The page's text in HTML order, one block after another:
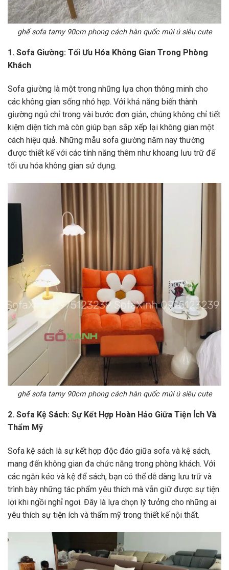
ghế sofa tamy 90cm phong cách hàn quốc múi ú siêu cute
1. Sofa Giường: Tối Ưu Hóa Không Gian Trong Phòng
Khách
Sofa giường là một trong những lựa chọn thông minh cho
các không gian sống nhỏ hẹp. Với khả năng biến thành
giường ngủ chỉ trong vài bước đơn giản, chúng không chỉ tiết
kiệm diện tích mà còn giúp bạn sắp xếp lại không gian một
cách hiệu quả. Những mẫu sofa giường năm nay thường
được thiết kế với các tính năng thêm như khoang lưu trữ để
tối ưu hóa không gian sử dụng.
ghế sofa tamy 90cm phong cách hàn quốc múi ú siêu cute
2. Sofa Kệ Sách: Sự Kết Hợp Hoàn Hảo Giữa Tiện Ích Và
Thẩm Mỹ
Sofa kệ sách là sự kết hợp độc đáo giữa sofa và kệ sách,
mang đến không gian đa chức năng trong phòng khách. Với
các ngăn kéo và kệ để sách, bạn có thể dễ dàng lưu trữ và
trình bày những tác phẩm yêu thích mà vẫn giữ được sự tiện
lợi khi ngồi nghỉ ngơi. Đây là lựa chọn lý tưởng cho những ai
yêu thích sự tiện ích và thẩm mỹ trong thiết kế nội thất.